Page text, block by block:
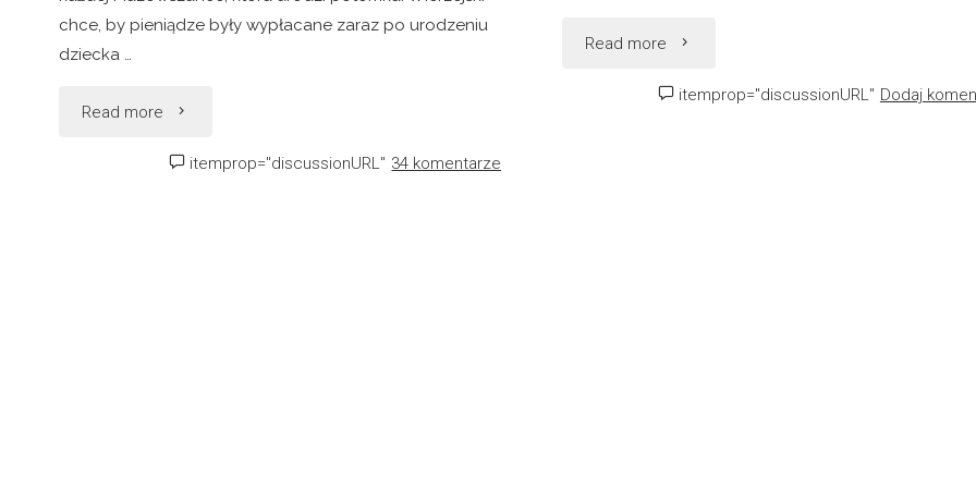
Read more "Ustawka
czy
itemprop="discussionURL" Dodaj
chce, by pieniądze były wypłacane zaraz po urodzeniu
dziecka …
Read more "Mazowiecki
bejbiitemprop="discussionURL" 34 komentarze